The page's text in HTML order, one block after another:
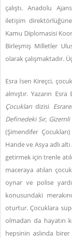
çalıştı. Anadolu
iletişim
Kamu Diplomasisi
Birleşmiş Milletler
olarak çalışmaktadır.
Esra İsen Kireçci,
almıştır. Yazarın
Çocuklarıdizisi
Definedeki Sır,
(Şimendifer
Hande ve Asya adlı
getirmek için trenle
maceraya atılan
oynar ve polise
konusundaki
oturtur. Çocuklara
olmadan da hayatın
hepsinin aslında